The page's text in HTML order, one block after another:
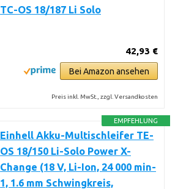
TC-OS 18/187 Li Solo
42,93 €
Bei Amazon ansehen
Preis inkl. MwSt., zzgl. Versandkosten
EMPFEHLUNG
Einhell Akku-Multischleifer TE-
OS 18/150 Li-Solo Power X-
Change (18 V, Li-Ion, 24 000 min-
1, 1.6 mm Schwingkreis,